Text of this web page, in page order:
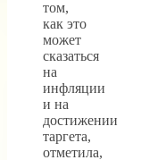
том,
как это
может
сказаться
на
инфляции
и на
достижении
таргета,
отметила,